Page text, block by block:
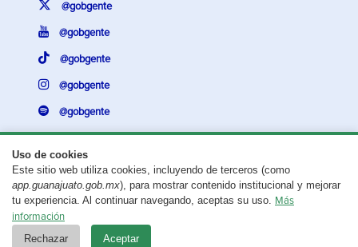
Uso de cookies
Este sitio web utiliza cookies, incluyendo de terceros (como
app.guanajuato.gob.mx), para mostrar contenido institucional y mejorar
tu experiencia. Al continuar navegando, aceptas su uso. Más
información
Rechazar Aceptar
@gobgente
@gobgente
@gobgente
@gobgente
@gobgente
¿Existe algún problema con esta página?Repórtalo aquí.
Aviso legal